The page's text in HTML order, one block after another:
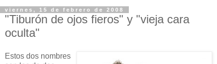
viernes, 15 de febrero de 2008
"Tiburón de ojos fieros" y "vieja cara
oculta"
Estos dos nombres